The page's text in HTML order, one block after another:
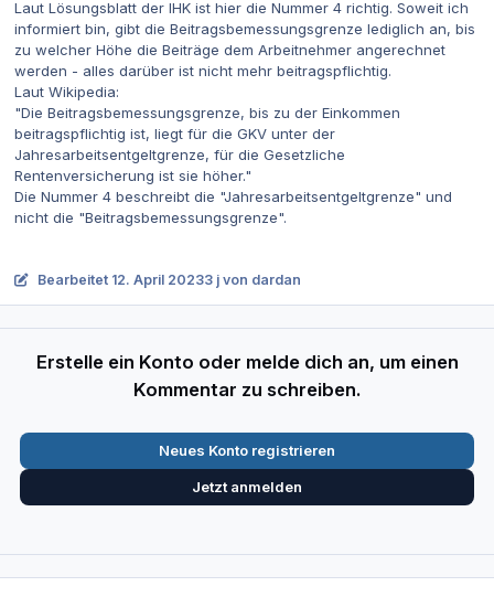
Laut Lösungsblatt der IHK ist hier die Nummer 4 richtig. Soweit ich
informiert bin, gibt die Beitragsbemessungsgrenze lediglich an, bis
zu welcher Höhe die Beiträge dem Arbeitnehmer angerechnet
werden - alles darüber ist nicht mehr beitragspflichtig.
Laut Wikipedia:
"Die Beitragsbemessungsgrenze, bis zu der Einkommen
beitragspflichtig ist, liegt für die GKV unter der
Jahresarbeitsentgeltgrenze, für die Gesetzliche
Rentenversicherung ist sie höher."
Die Nummer 4 beschreibt die "Jahresarbeitsentgeltgrenze" und
nicht die "Beitragsbemessungsgrenze".
Bearbeitet 12. April 20233 j von dardan
Erstelle ein Konto oder melde dich an, um einen
Kommentar zu schreiben.
Neues Konto registrieren
Jetzt anmelden